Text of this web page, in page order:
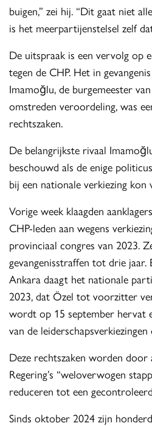
buigen,” zei hij. “Dit gaat niet
is het meerpartijenstelsel zelf
De uitspraak is een vervolg op
tegen de CHP. Het in
Imamoğlu, de burgemeester
omstreden veroordeling, was
rechtszaken.
De belangrijkste rivaal
beschouwd als de enige
bij een nationale verkiezing kon
Vorige week klaagden
CHP-leden aan wegens
provinciaal congres van 2023.
gevangenisstraffen tot drie jaar.
Ankara daagt het nationale
2023, dat Özel tot voorzitter
wordt op 15 september hervat
van de
Deze rechtszaken worden door
Regering’s “weloverwogen
reduceren tot een
Sinds oktober 2024 zijn